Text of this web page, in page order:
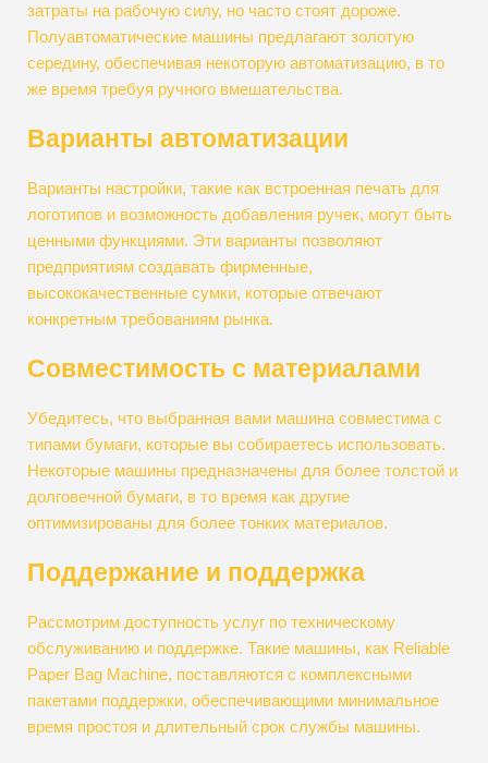
затраты на рабочую силу, но часто стоят дороже.
Полуавтоматические машины предлагают золотую
середину, обеспечивая некоторую автоматизацию, в то
же время требуя ручного вмешательства.
Варианты автоматизации
Варианты настройки, такие как встроенная печать для
логотипов и возможность добавления ручек, могут быть
ценными функциями. Эти варианты позволяют
предприятиям создавать фирменные,
высококачественные сумки, которые отвечают
конкретным требованиям рынка.
Совместимость с материалами
Убедитесь, что выбранная вами машина совместима с
типами бумаги, которые вы собираетесь использовать.
Некоторые машины предназначены для более толстой и
долговечной бумаги, в то время как другие
оптимизированы для более тонких материалов.
Поддержание и поддержка
Рассмотрим доступность услуг по техническому
обслуживанию и поддержке. Такие машины, как Reliable
Paper Bag Machine, поставляются с комплексными
пакетами поддержки, обеспечивающими минимальное
время простоя и длительный срок службы машины.